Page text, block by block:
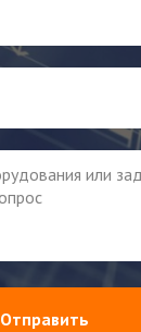
Отправить